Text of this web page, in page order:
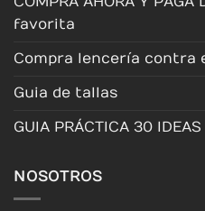
favorita
Compra lencería contra
Guia de tallas
GUIA PRÁCTICA 30
NOSOTROS